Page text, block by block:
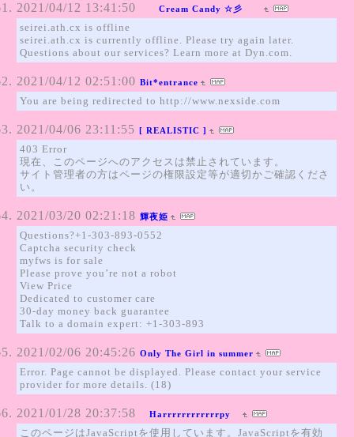
2021/04/12 13:41:50 Cream Candy ☆彡
seirei.ath.cx is offline
seirei.ath.cx is currently offline. Please try again later.
Questions about our services? Learn more at Dyn.com.
2021/04/12 02:51:00 Bit*entrance
You are being redirected to http://www.nexside.com
2021/04/06 23:11:55 [ REALISTIC ]
403 Error
現在、このページへのアクセスは禁止されています。
サイト管理者の方はページの権限設定等が適切かご確認くださ
い。
2021/03/20 02:21:18 輝夜姫
Questions?+1-303-893-0552
Captcha security check
myfws is for sale
Please prove you’re not a robot
View Price
Dedicated to customer care
30-day money back guarantee
Talk to a domain expert: +1-303-893
2021/02/06 20:45:26 Only The Girl in summer
Error. Page cannot be displayed. Please contact your service
provider for more details. (18)
2021/01/28 20:37:58 Harrrrrrrrrrrrpy
このページはJavaScriptを使用しています。JavaScriptを有効